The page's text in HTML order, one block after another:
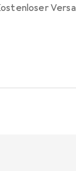
Kostenloser